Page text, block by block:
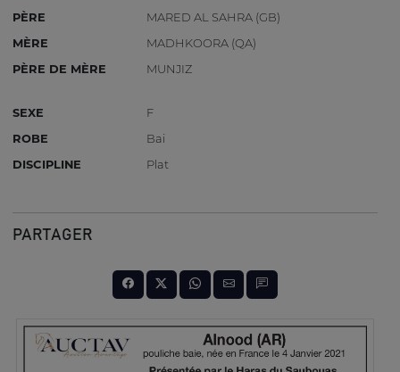
PÈRE
MARED AL SAHRA (GB)
MÈRE
MADHKOORA (QA)
PÈRE DE MÈRE
MUNJIZ
SEXE
F
ROBE
Bai
DISCIPLINE
Plat
PARTAGER